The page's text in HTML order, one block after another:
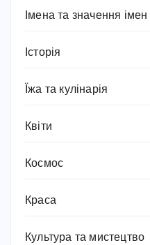
Імена та значення імен
Історія
Їжа та кулінарія
Квіти
Космос
Краса
Культура та мистецтво